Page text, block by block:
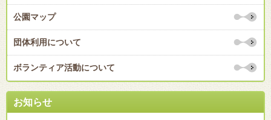
公園マップ
団体利用について
ボランティア活動について
お知らせ